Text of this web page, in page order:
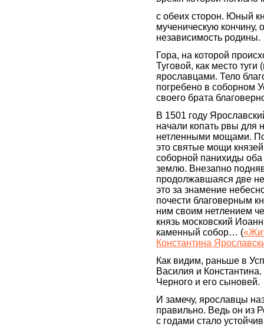
с обеих сторон. Юный
мученическую кончину,
независимость родины.
Гора, на которой
Туговой, как место
ярославцами. Тело
погребено в соборном
своего брата
В 1501 году
начали копать рвы для
нетленными мощами.
это святые мощи
соборной панихиды
землю. Внезапно
продолжавшаяся две
это за знамение
почести благоверным
ним своим нетлением
князь московский
каменный собор… (
Константина
Как видим, раньше в
Василия и
Черного и его сыновей.
И замечу, ярославцы
правильно. Ведь он из
с годами стало